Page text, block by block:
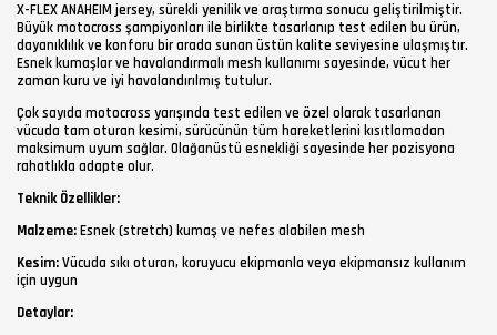
X-FLEX ANAHEIM jersey, sürekli yenilik ve araştırma sonucu geliştirilmiştir.
Büyük motocross şampiyonları ile birlikte tasarlanıp test edilen bu ürün,
dayanıklılık ve konforu bir arada sunan üstün kalite seviyesine ulaşmıştır.
Esnek kumaşlar ve havalandırmalı mesh kullanımı sayesinde, vücut her
zaman kuru ve iyi havalandırılmış tutulur.
Çok sayıda motocross yarışında test edilen ve özel olarak tasarlanan
vücuda tam oturan kesimi, sürücünün tüm hareketlerini kısıtlamadan
maksimum uyum sağlar. Olağanüstü esnekliği sayesinde her pozisyona
rahatlıkla adapte olur.
Teknik Özellikler:
Malzeme:Esnek (stretch) kumaş ve nefes alabilen mesh
Kesim:Vücuda sıkı oturan, koruyucu ekipmanla veya ekipmansız kullanım
için uygun
Detaylar: